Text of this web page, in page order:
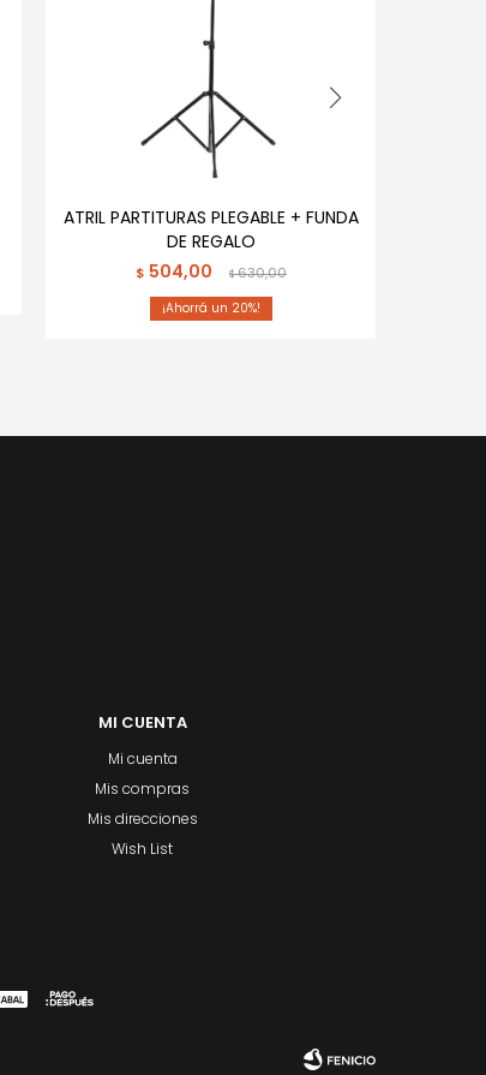
ATRIL PARTITURAS PLEGABLE + FUNDA
DE REGALO
$ 504,00 $630,00
20
MI CUENTA
Mi cuenta
Mis compras
Mis direcciones
Wish List